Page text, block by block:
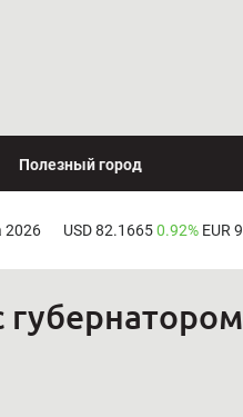
Полезный город
2026 USD 82.16650.92% EUR